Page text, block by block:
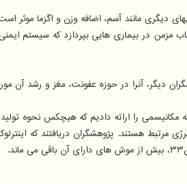
می تواند به سرکوب التهاب مزمن در بیماری هایی بپردازد که